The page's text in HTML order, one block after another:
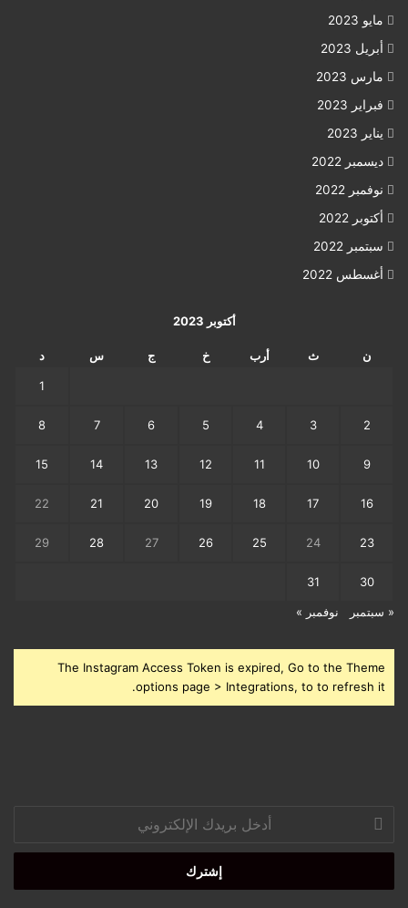
مايو 2023
أبريل 2023
مارس 2023
فبراير 2023
يناير 2023
ديسمبر 2022
نوفمبر 2022
أكتوبر 2022
سبتمبر 2022
أغسطس 2022
أكتوبر 2023
ن ث أرب خ ج س د
1
2
3
4
5
6
7
8
9
10
11
12
13
14
15
16
17
18
19
20
21
22
23
24
25
26
27
28
29
30
31
« سبتمبر نوفمبر »
The Instagram Access Token is expired, Go to the Theme
options page > Integrations, to to refresh it.
بريدك
الإلكتروني